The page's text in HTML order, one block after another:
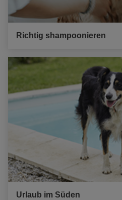
Richtig shampoonieren
Urlaub im Süden